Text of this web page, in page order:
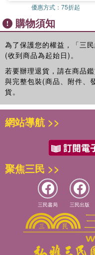
15 貓咪為什麼會對人類
16 貓咪會記仇嗎？
17 貓咪會罵人嗎？
18 貓咪如何判斷誰是家
19 貓咪是怎麼認出貓奴的
21 貓咪為什麼會跟著我
22 把貓咪養成「逆子」
23 貓咪咬人的常見原因
24 貓咪說「對不起」的
25哪些行為說明貓咪在找
第3章 其實貓咪是在對你
28 為什麼我們做正經事時
29 貓咪也會有嫉妒心嗎？
30 哪些行為會讓貓咪覺
31 瞭解貓咪不開心的 10
32 貓咪變「話癆」的 10
33 減少貓咪焦慮的 8 種
34 為什麼總有貓咪墜樓
優惠方式： 75折起
購物須知
為了保護您的權益，「三民
(收到商品為起始日)。
若要辦理退貨，請在商品
與完整包裝(商品、附件、
貨。
網站導航 >>
聚焦三民 >>
三民書局 三民出版